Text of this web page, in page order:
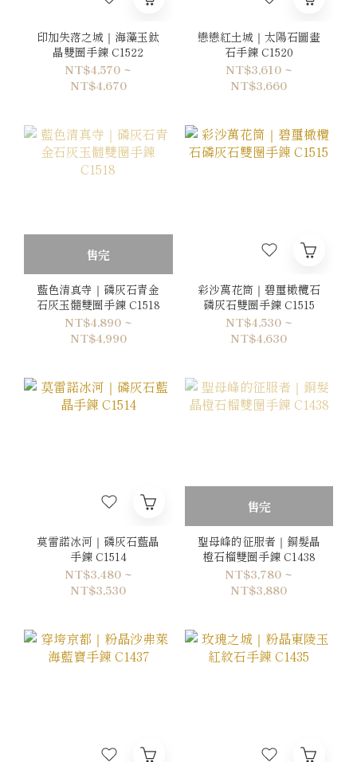
印加失落之城｜海藻玉鈦
晶雙圈手鍊 C1522
NT$4,570 ~
NT$4,670
戀戀紅土城｜太陽石圖畫
石手鍊 C1520
NT$3,610 ~
NT$3,660
售完
藍色清真寺｜磷灰石青金
石灰玉髓雙圈手鍊 C1518
NT$4,890 ~
NT$4,990
彩沙萬花筒｜碧璽橄欖石
磷灰石雙圈手鍊 C1515
NT$4,530 ~
NT$4,630
莫雷諾冰河｜磷灰石藍晶
手鍊 C1514
NT$3,480 ~
NT$3,530
售完
聖母峰的征服者｜銅髮晶
橙石榴雙圈手鍊 C1438
NT$3,780 ~
NT$3,880